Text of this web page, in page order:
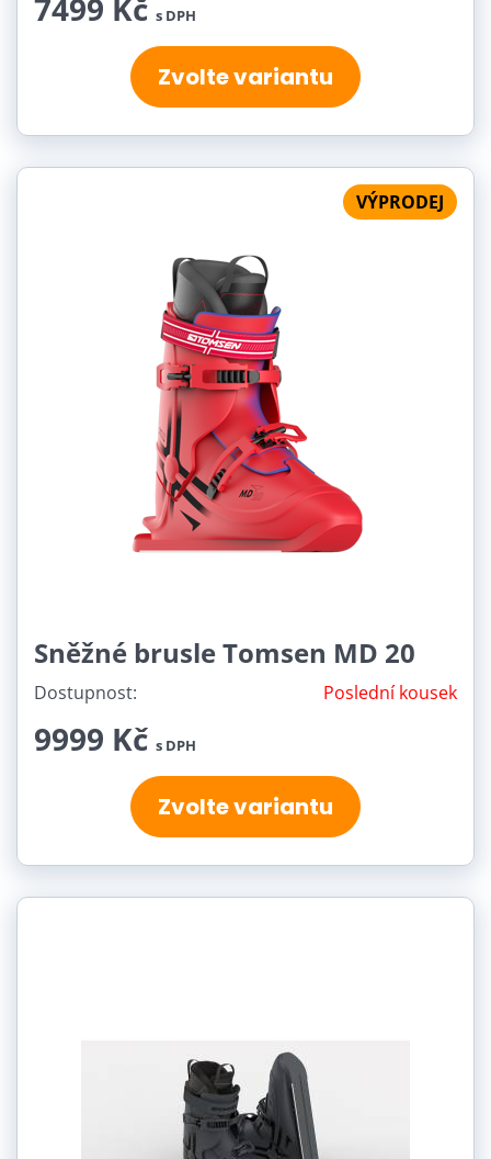
7499 Kč s DPH
Zvolte variantu
VÝPRODEJ
Sněžné brusle Tomsen MD 20
Dostupnost: Poslední kousek
9999 Kč s DPH
Zvolte variantu